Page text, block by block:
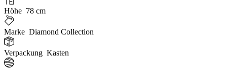
Höhe 78 cm
Marke Diamond Collection
Verpackung Kasten